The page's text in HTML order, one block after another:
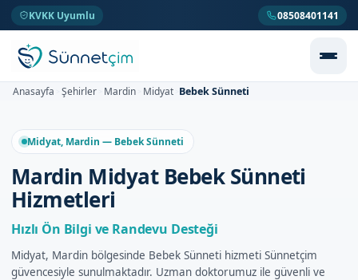
KVKK Uyumlu 08508401141
Anasayfa Şehirler Mardin Midyat Bebek Sünneti
Midyat, Mardin — Bebek Sünneti
Mardin Midyat Bebek Sünneti
Hizmetleri
Hızlı Ön Bilgi ve Randevu Desteği
Midyat, Mardin bölgesinde Bebek Sünneti hizmeti Sünnetçim
güvencesiyle sunulmaktadır. Uzman doktorumuz ile güvenli ve